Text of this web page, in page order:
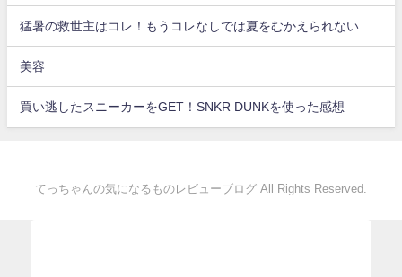
猛暑の救世主はコレ！もうコレなしでは夏をむかえられない
美容
買い逃したスニーカーをGET！SNKR DUNKを使った感想
てっちゃんの気になるものレビューブログ All Rights Reserved.